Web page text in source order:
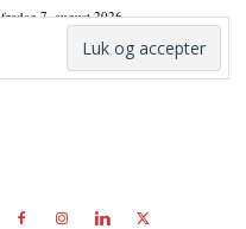
fredag 7. august 2026